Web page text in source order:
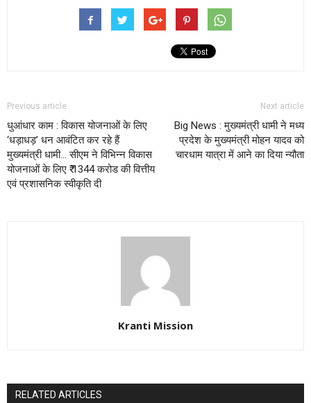
Previous article
धुआंधार काम : विकास योजनाओं के लिए
‘धड़ाधड़’ धन आवंटित कर रहे हैं
मुख्यमंत्री धामी… सीएम ने विभिन्न विकास
योजनाओं के लिए ₹ 1344 करोड की वित्तीय
एवं प्रशासनिक स्वीकृति दी
Next article
Big News : मुख्यमंत्री धामी ने मध्य
प्रदेश के मुख्यमंत्री मोहन यादव को
चारधाम यात्रा में आने का दिया न्यौता
Kranti Mission
RELATED ARTICLES